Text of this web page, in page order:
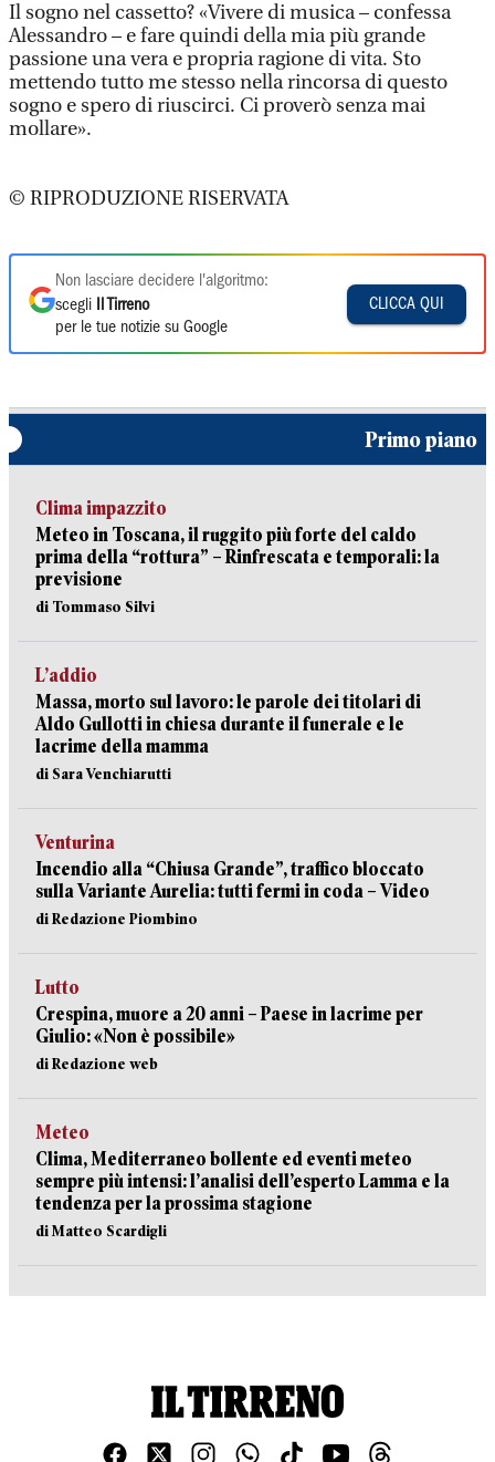
Il sogno nel cassetto? «Vivere di musica – confessa
Alessandro – e fare quindi della mia più grande
passione una vera e propria ragione di vita. Sto
mettendo tutto me stesso nella rincorsa di questo
sogno e spero di riuscirci. Ci proverò senza mai
mollare».
© RIPRODUZIONE RISERVATA
Non lasciare decidere l'algoritmo:
scegli
Il Tirreno
per le tue notizie su Google
CLICCA QUI
Primo piano
Clima impazzito
Meteo in Toscana, il ruggito più forte del caldo
prima della “rottura” – Rinfrescata e temporali: la
previsione
di Tommaso Silvi
L’addio
Massa, morto sul lavoro: le parole dei titolari di
Aldo Gullotti in chiesa durante il funerale e le
lacrime della mamma
di Sara Venchiarutti
Venturina
Incendio alla “Chiusa Grande”, traffico bloccato
sulla Variante Aurelia: tutti fermi in coda – Video
di Redazione Piombino
Lutto
Crespina, muore a 20 anni – Paese in lacrime per
Giulio: «Non è possibile»
di Redazione web
Meteo
Clima, Mediterraneo bollente ed eventi meteo
sempre più intensi: l’analisi dell’esperto Lamma e la
tendenza per la prossima stagione
di Matteo Scardigli